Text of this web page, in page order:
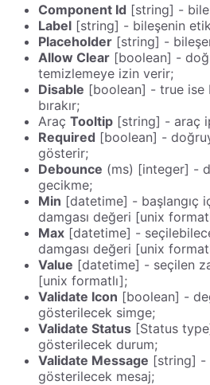
Component Id [string] -
Label [string] - bileşenin
Placeholder [string] -
Allow Clear [boolean] -
temizlemeye izin verir;
Disable [boolean] - true ise
bırakır;
Araç Tooltip [string] - araç
Required [boolean] -
gösterir;
Debounce (ms) [integer] -
gecikme;
Min [datetime] - başlangıç
damgası değeri [unix
Max [datetime] -
damgası değeri [unix
Value [datetime] - seçilen
[unix formatlı];
Validate Icon [boolean] -
gösterilecek simge;
Validate Status [Status
gösterilecek durum;
Validate Message [string] -
gösterilecek mesaj;